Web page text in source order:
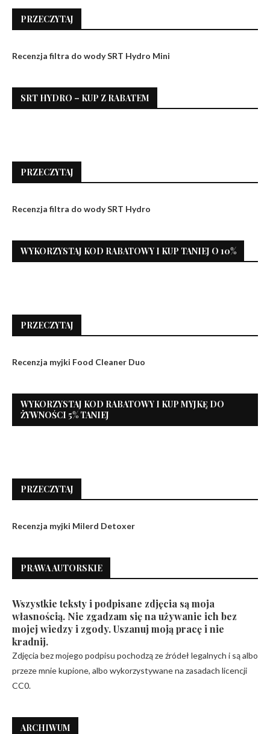
PRZECZYTAJ
Recenzja filtra do wody SRT Hydro Mini
SRT HYDRO – KUP Z RABATEM
PRZECZYTAJ
Recenzja filtra do wody SRT Hydro
WYKORZYSTAJ KOD RABATOWY I KUP TANIEJ O 10%
PRZECZYTAJ
Recenzja myjki Food Cleaner Duo
WYKORZYSTAJ KOD RABATOWY I KUP MYJKĘ DO
ŻYWNOŚCI 5% TANIEJ
PRZECZYTAJ
Recenzja myjki Milerd Detoxer
PRAWA AUTORSKIE
Wszystkie teksty i podpisane zdjęcia są moja
własnością. Nie zgadzam się na używanie ich bez
mojej wiedzy i zgody. Uszanuj moją pracę i nie
kradnij.
Zdjęcia bez mojego podpisu pochodzą ze źródeł legalnych i są albo
przeze mnie kupione, albo wykorzystywane na zasadach licencji
CC0.
ARCHIWUM